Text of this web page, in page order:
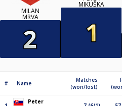
MILAN
MRVA
MIKUŠKA
# Name
Matches
(won/lost)
Peter